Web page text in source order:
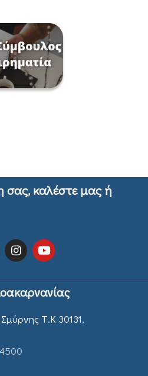
σας, καλέστε μας ή
Τ.Κ 30131,